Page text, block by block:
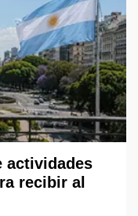
actividades
recibir al